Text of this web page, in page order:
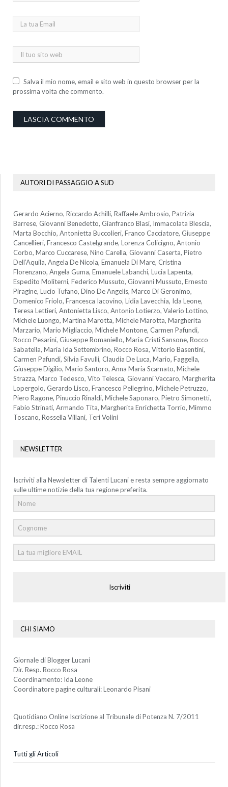
Salva il mio nome, email e sito web in questo browser per la
prossima volta che commento.
AUTORI DI PASSAGGIO A SUD
Gerardo Acierno, Riccardo Achilli, Raffaele Ambrosio, Patrizia
Barrese, Giovanni Benedetto, Gianfranco Blasi, Immacolata Blescia,
Marta Bocchio, Antonietta Buccolieri, Franco Cacciatore, Giuseppe
Cancellieri, Francesco Castelgrande, Lorenza Colicigno, Antonio
Corbo, Marco Cuccarese, Nino Carella, Giovanni Caserta, Pietro
Dell’Aquila, Angela De Nicola, Emanuela Di Mare, Cristina
Florenzano, Angela Guma, Emanuele Labanchi, Lucia Lapenta,
Espedito Moliterni, Federico Mussuto, Giovanni Mussuto, Ernesto
Piragine, Lucio Tufano, Dino De Angelis, Marco Di Geronimo,
Domenico Friolo, Francesca Iacovino, Lidia Lavecchia, Ida Leone,
Teresa Lettieri, Antonietta Lisco, Antonio Lotierzo, Valerio Lottino,
Michele Luongo, Martina Marotta, Michele Marotta, Margherita
Marzario, Mario Migliaccio, Michele Montone, Carmen Pafundi,
Rocco Pesarini, Giuseppe Romaniello, Maria Cristi Sansone, Rocco
Sabatella, Maria Ida Settembrino, Rocco Rosa, Vittorio Basentini,
Carmen Pafundi, Silvia Favulli, Claudia De Luca, Mario, Faggella,
Giuseppe Digilio, Mario Santoro, Anna Maria Scarnato, Michele
Strazza, Marco Tedesco, Vito Telesca, Giovanni Vaccaro, Margherita
Lopergolo, Gerardo Lisco, Francesco Pellegrino, Michele Petruzzo,
Piero Ragone, Pinuccio Rinaldi, Michele Saponaro, Pietro Simonetti,
Fabio Strinati, Armando Tita, Margherita Enrichetta Torrio, Mimmo
Toscano, Rossella Villani, Teri Volini
NEWSLETTER
Iscriviti alla Newsletter di Talenti Lucani e resta sempre aggiornato
sulle ultime notizie della tua regione preferita.
Iscriviti
CHI SIAMO
Giornale di Blogger Lucani
Dir. Resp. Rocco Rosa
Coordinamento: Ida Leone
Coordinatore pagine culturali: Leonardo Pisani
Quotidiano Online Iscrizione al Tribunale di Potenza N. 7/2011
dir.resp.: Rocco Rosa
Tutti gli Articoli